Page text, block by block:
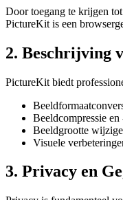
Door toegang te krijgen
PictureKit is een
2. Beschrijving
PictureKit biedt
Beeldcompressie
Beeldgrootte
Visuele
3. Privacy en